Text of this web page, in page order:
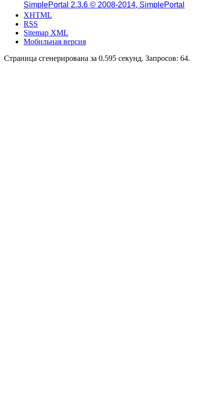
SimplePortal 2.3.6 © 2008-2014, SimplePortal
XHTML
RSS
Sitemap XML
Мобильная версия
Страница сгенерирована за 0.595 секунд. Запросов: 64.